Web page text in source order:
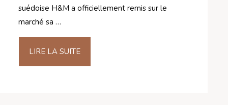
suédoise H&M a officiellement remis sur le
marché sa …
LIRE LA SUITE